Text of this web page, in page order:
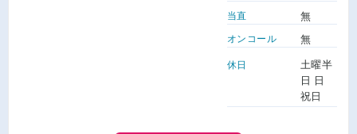
当直 無
オンコール 無
休日
土曜半
日 日
祝日